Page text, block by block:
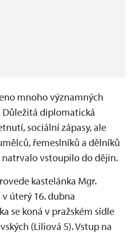
mnoho významných
diplomatická
sociální zápasy, ale
řemeslníků a dělníků
vstoupilo do dějin.
kastelánka Mgr.
v úterý 16. dubna
se koná v pražském sídle
(Liliová 5). Vstup na